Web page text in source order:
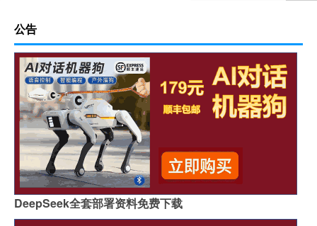
公告
DeepSeek全套部署资料免费下载